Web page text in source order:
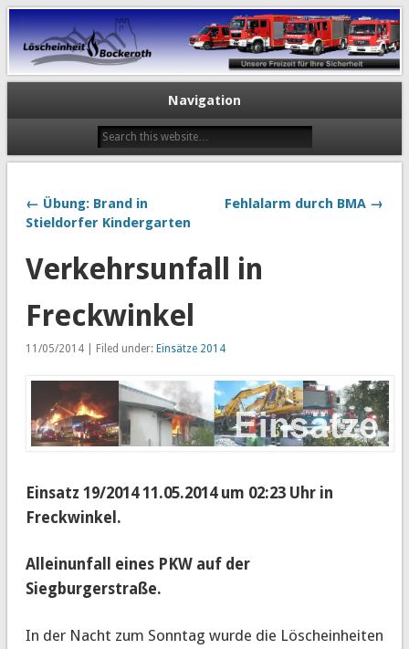
Navigation
← Übung: Brand in
Stieldorfer Kindergarten
Fehlalarm durch BMA →
Verkehrsunfall in
Freckwinkel
11/05/2014 | Filed under: Einsätze 2014
Einsatz 19/2014 11.05.2014 um 02:23 Uhr in
Freckwinkel.
Alleinunfall eines PKW auf der
Siegburgerstraße.
In der Nacht zum Sonntag wurde die Löscheinheiten